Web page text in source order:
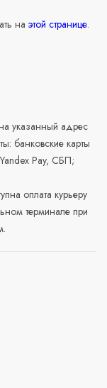
на этой странице.
указанный адрес
банковские карты
Pay, СБП;
оплата курьеру
терминале при